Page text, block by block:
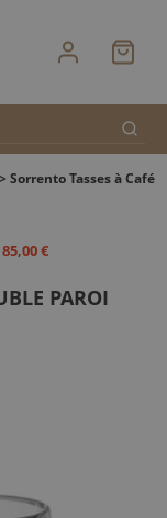
> Sorrento Tasses à Café
€
PAROI